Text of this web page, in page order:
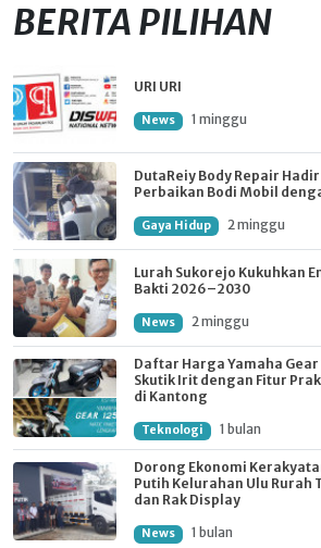
BERITA PILIHAN
URI URI
News 1 minggu
DutaReiy Body Repair
Perbaikan Bodi Mobil
Gaya Hidup 2 minggu
Lurah Sukorejo Kukuhkan
Bakti 2026–2030
News 2 minggu
Daftar Harga Yamaha
Skutik Irit dengan Fitur
di Kantong
Teknologi 1 bulan
Dorong Ekonomi
Putih Kelurahan Ulu Rurah
dan Rak Display
News 1 bulan